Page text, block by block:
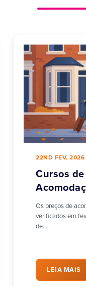
22ND FEV, 2026
Cursos
Os preços de
verificados em
de…
LEIA MAIS